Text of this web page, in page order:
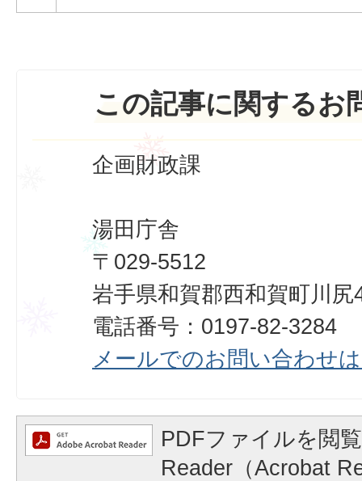
この記事に関するお
企画財政課
湯田庁舎
〒029-5512
岩手県和賀郡西和賀町川
電話番号：0197-82-3284
メールでのお問い合わせ
PDFファイルを閲
Reader（Acrobat